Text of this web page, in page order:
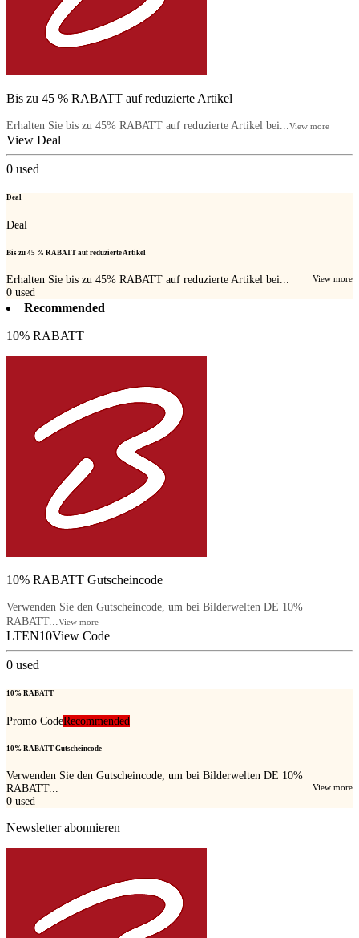
Bis zu 45 % RABATT auf reduzierte Artikel
Erhalten Sie bis zu 45% RABATT auf reduzierte Artikel bei...View more
View Deal
0 used
Deal
Deal
Bis zu 45 % RABATT auf reduzierte Artikel
Erhalten Sie bis zu 45% RABATT auf reduzierte Artikel bei... View more
0 used
Recommended
10% RABATT
10% RABATT Gutscheincode
Verwenden Sie den Gutscheincode, um bei Bilderwelten DE 10%
RABATT...View more
LTEN10View Code
0 used
10% RABATT
Promo CodeRecommended
10% RABATT Gutscheincode
Verwenden Sie den Gutscheincode, um bei Bilderwelten DE 10%
RABATT...
View more
0 used
Newsletter abonnieren